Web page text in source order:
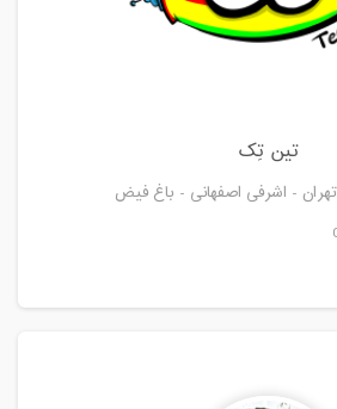
تین تِک
- اشرفی اصفهانی - باغ فیض